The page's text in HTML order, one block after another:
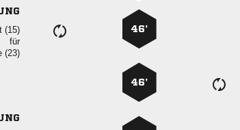

für

46’
46’